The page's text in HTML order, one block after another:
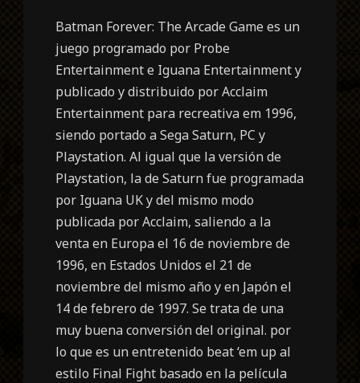
Batman Forever: The Arcade Game es un
juego programado por Probe
Entertainment e Iguana Entertainment y
publicado y distribuido por Acclaim
Entertainment para recreativa em 1996,
siendo portado a Sega Saturn, PC y
Playstation. Al igual que la versión de
Playstation, la de Saturn fue programada
por Iguana UK y del mismo modo
publicada por Acclaim, saliendo a la
venta en Europa el 16 de noviembre de
1996, en Estados Unidos el 21 de
noviembre del mismo año y en Japón el
14 de febrero de 1997. Se trata de una
muy buena conversión del original. por
lo que es un entretenido beat ‘em up al
estilo Final Fight basado en la película